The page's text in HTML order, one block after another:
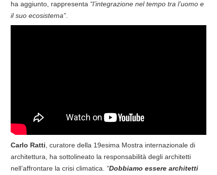
ha aggiunto, rappresenta “l’integrazione nel tempo tra l’uomo e
il suo ecosistema”.
Carlo Ratti , curatore della 19esima Mostra internazionale di
architettura, ha sottolineato la responsabilità degli architetti
nell’affrontare la crisi climatica. “Dobbiamo essere architetti